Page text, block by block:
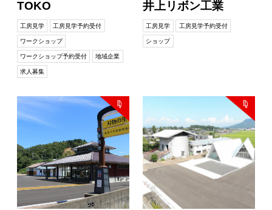
TOKO
工房見学 工房見学予約受付
ワークショップ
ワークショップ予約受付 地域企業
求人募集
井上リボン工業
工房見学 工房見学予約受付
ショップ